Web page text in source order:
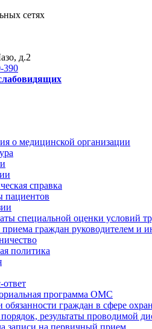
сетях
д.2
390
о медицинской организации
справка
пациентов
специальной оценки условий
приема граждан руководителем
политика
программа ОМС
обязанности граждан в сфере
результаты проводимой
записи на первичный прием